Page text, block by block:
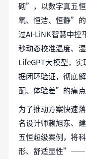
砌”，以数字真五
氧、恒洁、恒静”
过AI-LiNK智慧中控
秒动态校准温度、
LifeGPT大模型，
据闭环验证，彻底
配、体验差”的痛点
为了推动方案快速
名设计师赖旭东、
五恒超级案例，将
形、舒适显性”——